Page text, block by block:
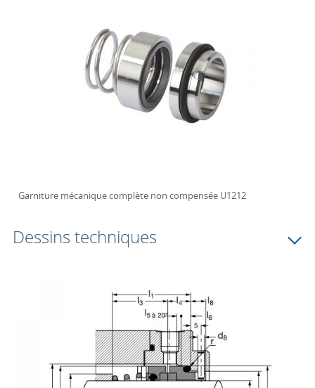
Garniture mécanique complète non compensée U1212
Dessins techniques